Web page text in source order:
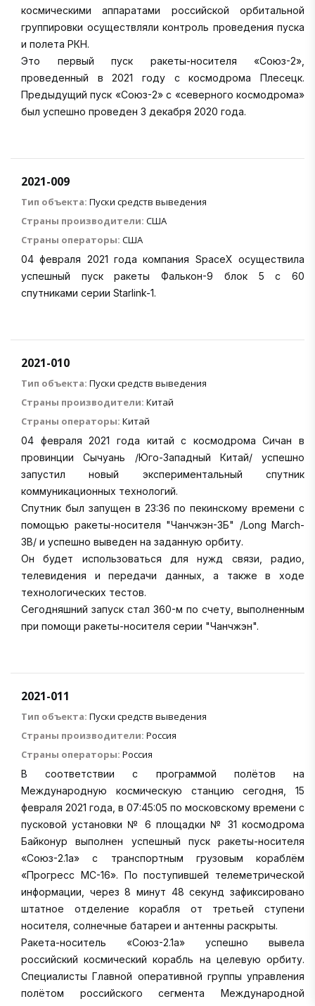
космическими аппаратами российской орбитальной
группировки осуществляли контроль проведения пуска
и полета РКН.
Это первый пуск ракеты-носителя «Союз-2»,
проведенный в 2021 году с космодрома Плесецк.
Предыдущий пуск «Союз-2» с «северного космодрома»
был успешно проведен 3 декабря 2020 года.
2021-009
Тип объекта: Пуски средств выведения
Страны производители: США
Страны операторы: США
04 февраля 2021 года компания SpaceX осуществила
успешный пуск ракеты Фалькон-9 блок 5 с 60
спутниками серии Starlink-1.
2021-010
Тип объекта: Пуски средств выведения
Страны производители: Китай
Страны операторы: Китай
04 февраля 2021 года китай с космодрома Сичан в
провинции Сычуань /Юго-Западный Китай/ успешно
запустил новый экспериментальный спутник
коммуникационных технологий.
Спутник был запущен в 23:36 по пекинскому времени с
помощью ракеты-носителя "Чанчжэн-3Б" /Long March-
3B/ и успешно выведен на заданную орбиту.
Он будет использоваться для нужд связи, радио,
телевидения и передачи данных, а также в ходе
технологических тестов.
Сегодняшний запуск стал 360-м по счету, выполненным
при помощи ракеты-носителя серии "Чанчжэн".
2021-011
Тип объекта: Пуски средств выведения
Страны производители: Россия
Страны операторы: Россия
В соответствии с программой полётов на
Международную космическую станцию сегодня, 15
февраля 2021 года, в 07:45:05 по московскому времени с
пусковой установки № 6 площадки № 31 космодрома
Байконур выполнен успешный пуск ракеты-носителя
«Союз-2.1а» с транспортным грузовым кораблём
«Прогресс МС-16». По поступившей телеметрической
информации, через 8 минут 48 секунд зафиксировано
штатное отделение корабля от третьей ступени
носителя, солнечные батареи и антенны раскрыты.
Ракета-носитель «Союз-2.1а» успешно вывела
российский космический корабль на целевую орбиту.
Специалисты Главной оперативной группы управления
полётом российского сегмента Международной